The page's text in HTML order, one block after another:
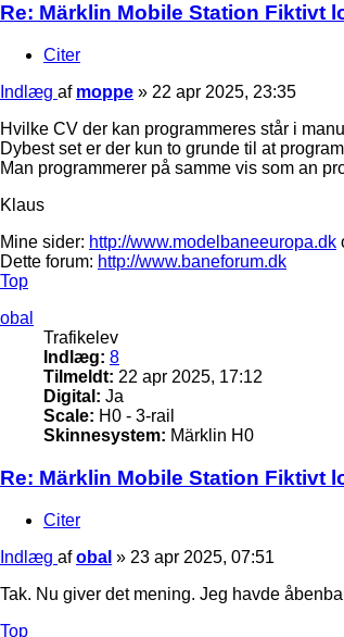
Re: Märklin Mobile Station Fiktivt
Citer
Indlæg af moppe » 22 apr 2025, 23:35
Hvilke CV der kan programmeres står i
Dybest set er der kun to grunde til at
Man programmerer på samme vis som an
Klaus
Mine sider: http://www.modelbaneeuropa.dk
Dette forum: http://www.baneforum.dk
Top
obal
Trafikelev
Indlæg: 8
Tilmeldt: 22 apr 2025, 17:12
Digital: Ja
Scale: H0 - 3-rail
Skinnesystem: Märklin H0
Re: Märklin Mobile Station Fiktivt
Citer
Indlæg afobal » 23 apr 2025, 07:51
Tak. Nu giver det mening. Jeg havde
Top